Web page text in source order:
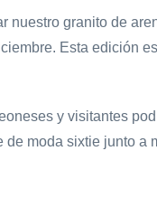
nuestro granito de
Esta edición
y visitantes
moda sixtie junto